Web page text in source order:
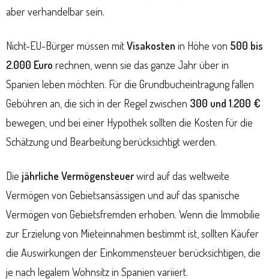
aber verhandelbar sein.
Nicht-EU-Bürger müssen mitVisakosten in Höhe von 500 bis
2.000 Euro rechnen, wenn sie das ganze Jahr über in
Spanien leben möchten. Für die Grundbucheintragung fallen
Gebühren an, die sich in der Regel zwischen 300 und 1.200 €
bewegen, und bei einer Hypothek sollten die Kosten für die
Schätzung und Bearbeitung berücksichtigt werden.
Die jährliche Vermögensteuerwird auf das weltweite
Vermögen von Gebietsansässigen und auf das spanische
Vermögen von Gebietsfremden erhoben. Wenn die Immobilie
zur Erzielung von Mieteinnahmen bestimmt ist, sollten Käufer
die Auswirkungen der Einkommensteuer berücksichtigen, die
je nach legalem Wohnsitz in Spanien variiert.